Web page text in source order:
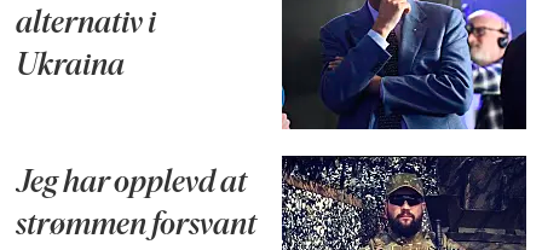
alternativ i
Ukraina
Jeg har opplevd at
strømmen forsvant